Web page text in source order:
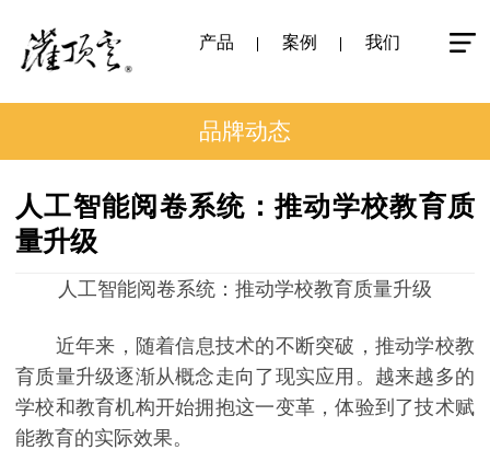
产品 案例 我们
品牌动态
人工智能阅卷系统：推动学校教育质
量升级
人工智能阅卷系统：推动学校教育质量升级
近年来，随着信息技术的不断突破，推动学校教
育质量升级逐渐从概念走向了现实应用。越来越多的
学校和教育机构开始拥抱这一变革，体验到了技术赋
能教育的实际效果。